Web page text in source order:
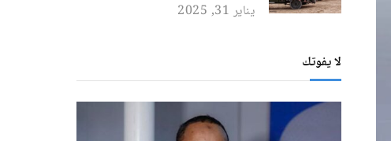
يناير 31, 2025
لا يفوتك